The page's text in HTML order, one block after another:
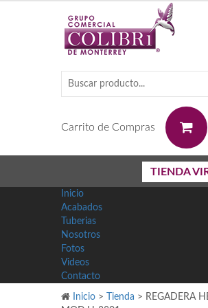
Carrito de Compras
TIENDA
Inicio
Acabados
Tuberias
Nosotros
Fotos
Videos
Contacto
Inicio > Tienda > REGADERA